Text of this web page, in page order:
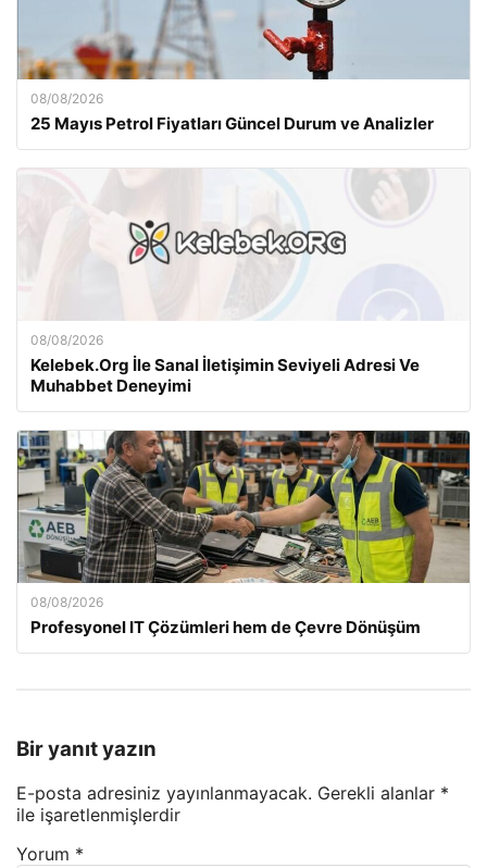
08/08/2026
25 Mayıs Petrol Fiyatları Güncel Durum ve Analizler
08/08/2026
Kelebek.Org İle Sanal İletişimin Seviyeli Adresi Ve
Muhabbet Deneyimi
08/08/2026
Profesyonel IT Çözümleri hem de Çevre Dönüşüm
Bir yanıt yazın
E-posta adresiniz yayınlanmayacak. Gerekli alanlar *
ile işaretlenmişlerdir
Yorum *